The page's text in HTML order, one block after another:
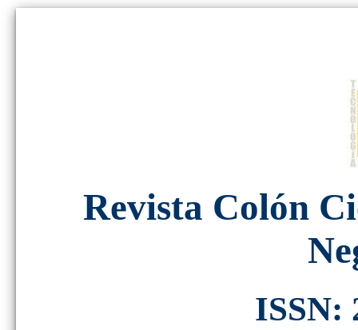
Revista Colón
ISSN: